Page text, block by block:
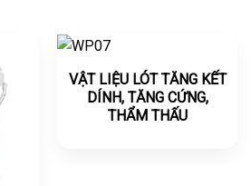
VẬT LIỆU LÓT TĂNG KẾT
DÍNH, TĂNG CỨNG,
THẨM THẤU